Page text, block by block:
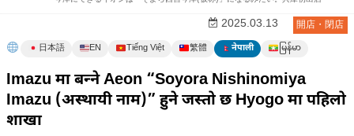
開店・閉店
2025.03.13
日本語 EN Tiếng Việt 繁體 नेपाली မြန်မာ
Imazu मा बन्ने Aeon “Soyora Nishinomiya
Imazu (अस्थायी नाम)” हुने जस्तो छ Hyogo मा पहिलो
शाखा